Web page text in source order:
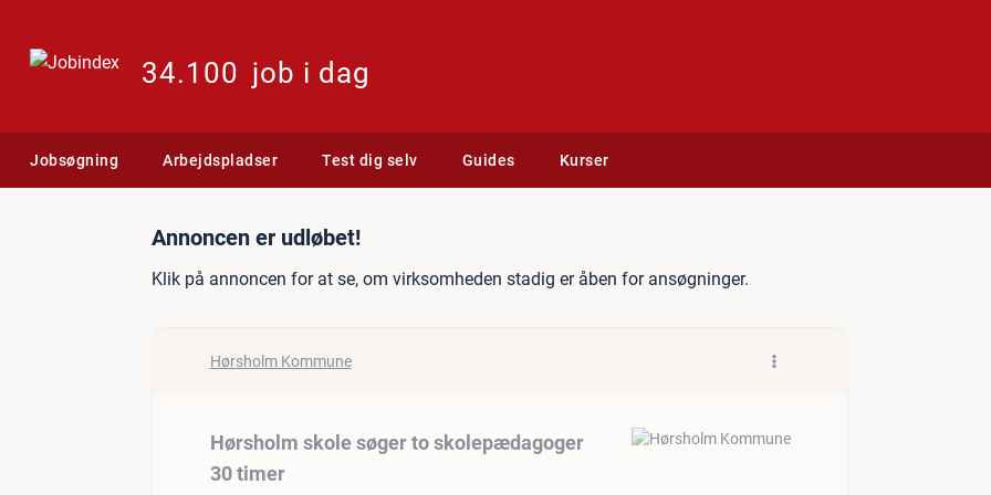
34.100 job i dag
Jobsøgning Arbejdspladser Test dig selv Guides Kurser
Jobannonce: Hørsholm skole søger to
Annoncen er udløbet!
Klik på annoncen for at se, om virksomheden stadig er åben for ansøgninger.
Hørsholm Kommune
Hørsholm skole søger to skolepædagoger
30 timer